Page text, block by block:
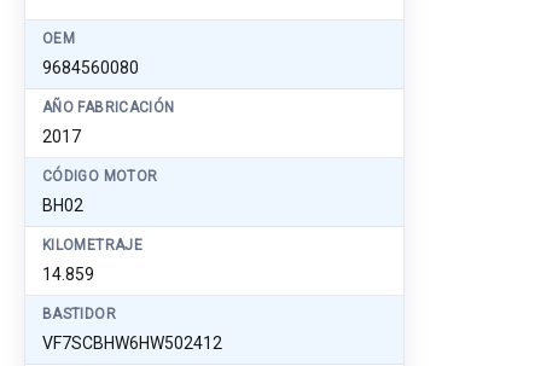
OEM
9684560080
AÑO FABRICACIÓN
2017
CÓDIGO MOTOR
BH02
KILOMETRAJE
14.859
BASTIDOR
VF7SCBHW6HW502412